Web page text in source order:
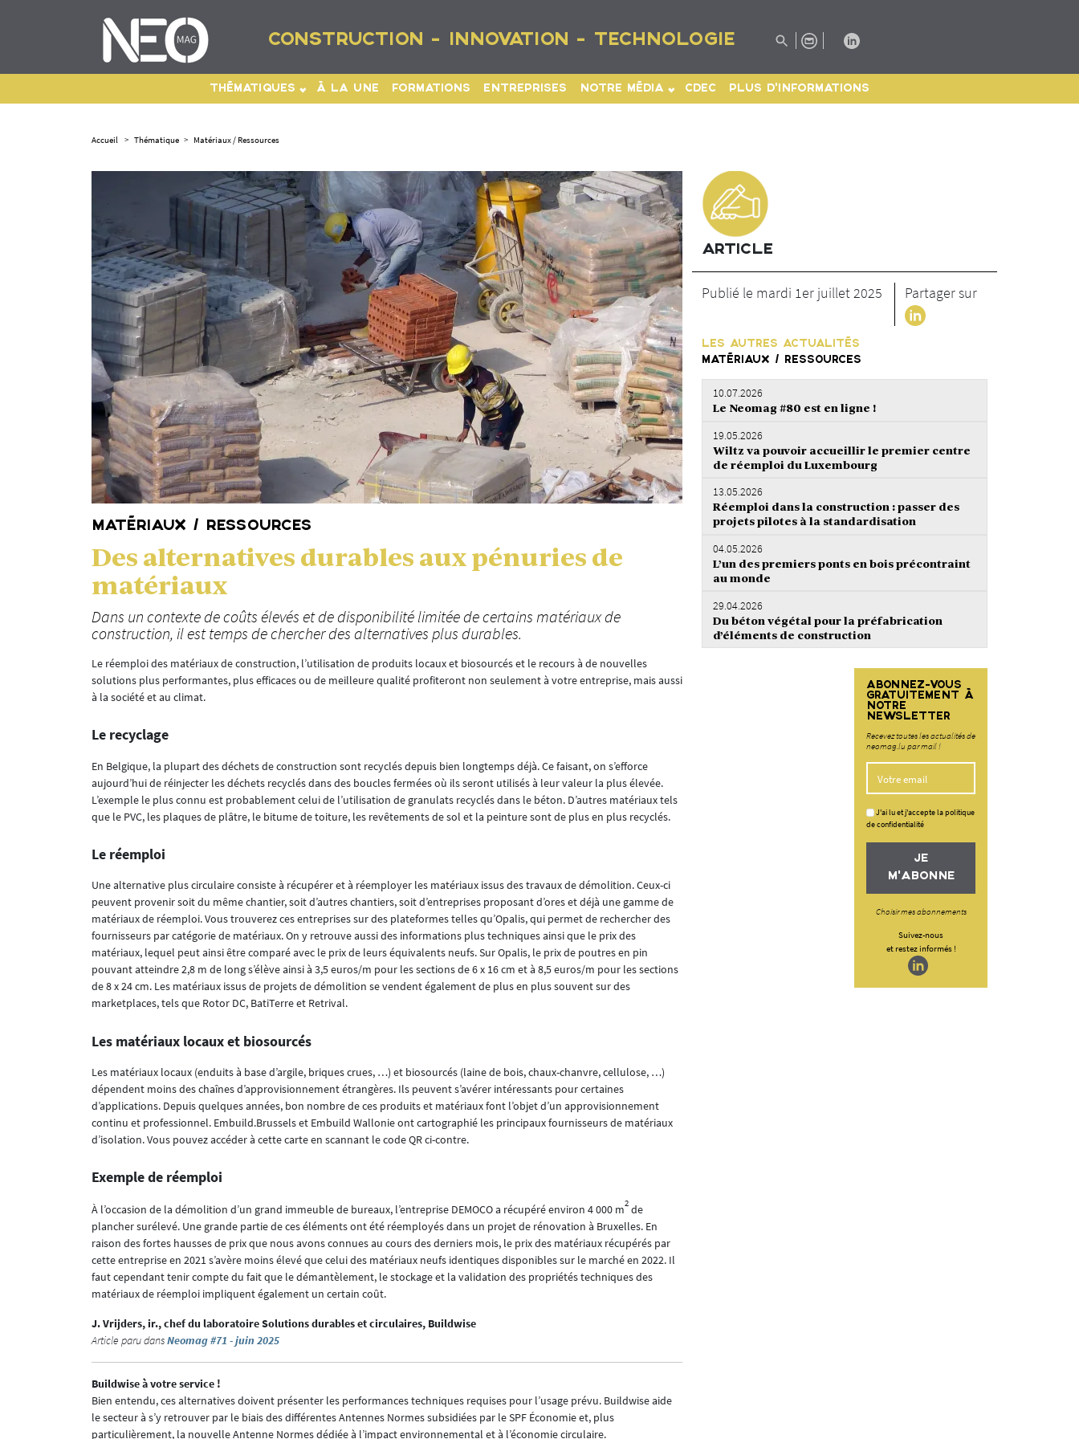
CONSTRUCTION - INNOVATION - TECHNOLOGIE
THÉMATIQUES À LA UNE FORMATIONS ENTREPRISES NOTRE MÉDIA CDEC PLUS D'INFORMATIONS
Accueil > Thématique > Matériaux / Ressources
MATÉRIAUX / RESSOURCES
Des alternatives durables aux pénuries de
matériaux
Dans un contexte de coûts élevés et de disponibilité limitée de certains matériaux de
construction, il est temps de chercher des alternatives plus durables.
Le réemploi des matériaux de construction, l’utilisation de produits locaux et biosourcés et le recours à de nouvelles
solutions plus performantes, plus efficaces ou de meilleure qualité profiteront non seulement à votre entreprise, mais aussi
à la société et au climat.
Le recyclage
En Belgique, la plupart des déchets de construction sont recyclés depuis bien longtemps déjà. Ce faisant, on s’efforce
aujourd’hui de réinjecter les déchets recyclés dans des boucles fermées où ils seront utilisés à leur valeur la plus élevée.
L’exemple le plus connu est probablement celui de l’utilisation de granulats recyclés dans le béton. D’autres matériaux tels
que le PVC, les plaques de plâtre, le bitume de toiture, les revêtements de sol et la peinture sont de plus en plus recyclés.
Le réemploi
Une alternative plus circulaire consiste à récupérer et à réemployer les matériaux issus des travaux de démolition. Ceux-ci
peuvent provenir soit du même chantier, soit d’autres chantiers, soit d’entreprises proposant d’ores et déjà une gamme de
matériaux de réemploi. Vous trouverez ces entreprises sur des plateformes telles qu’Opalis, qui permet de rechercher des
fournisseurs par catégorie de matériaux. On y retrouve aussi des informations plus techniques ainsi que le prix des
matériaux, lequel peut ainsi être comparé avec le prix de leurs équivalents neufs. Sur Opalis, le prix de poutres en pin
pouvant atteindre 2,8 m de long s’élève ainsi à 3,5 euros/m pour les sections de 6 x 16 cm et à 8,5 euros/m pour les sections
de 8 x 24 cm. Les matériaux issus de projets de démolition se vendent également de plus en plus souvent sur des
marketplaces, tels que Rotor DC, BatiTerre et Retrival.
Les matériaux locaux et biosourcés
Les matériaux locaux (enduits à base d’argile, briques crues, …) et biosourcés (laine de bois, chaux-chanvre, cellulose, …)
dépendent moins des chaînes d’approvisionnement étrangères. Ils peuvent s’avérer intéressants pour certaines
d’applications. Depuis quelques années, bon nombre de ces produits et matériaux font l’objet d’un approvisionnement
continu et professionnel. Embuild.Brussels et Embuild Wallonie ont cartographié les principaux fournisseurs de matériaux
d’isolation. Vous pouvez accéder à cette carte en scannant le code QR ci-contre.
Exemple de réemploi
À l’occasion de la démolition d’un grand immeuble de bureaux, l’entreprise DEMOCO a récupéré environ 4 000 m2 de
plancher surélevé. Une grande partie de ces éléments ont été réemployés dans un projet de rénovation à Bruxelles. En
raison des fortes hausses de prix que nous avons connues au cours des derniers mois, le prix des matériaux récupérés par
cette entreprise en 2021 s’avère moins élevé que celui des matériaux neufs identiques disponibles sur le marché en 2022. Il
faut cependant tenir compte du fait que le démantèlement, le stockage et la validation des propriétés techniques des
matériaux de réemploi impliquent également un certain coût.
J. Vrijders, ir., chef du laboratoire Solutions durables et circulaires, Buildwise
Article paru dansNeomag #71 - juin 2025
Buildwise à votre service !
Bien entendu, ces alternatives doivent présenter les performances techniques requises pour l’usage prévu. Buildwise aide
le secteur à s’y retrouver par le biais des différentes Antennes Normes subsidiées par le SPF Économie et, plus
particulièrement, la nouvelle Antenne Normes dédiée à l’impact environnemental et à l’économie circulaire.
ARTICLE
Publié le mardi 1er juillet 2025 Partager sur
LES AUTRES ACTUALITÉS
MATÉRIAUX / RESSOURCES
10.07.2026
Le Neomag #80 est en ligne !
19.05.2026
Wiltz va pouvoir accueillir le premier centre
de réemploi du Luxembourg
13.05.2026
Réemploi dans la construction : passer des
projets pilotes à la standardisation
04.05.2026
L’un des premiers ponts en bois précontraint
au monde
29.04.2026
Du béton végétal pour la préfabrication
d’éléments de construction
ABONNEZ-VOUS
GRATUITEMENT À
NOTRE
NEWSLETTER
Recevez toutes les actualités de
neomag.lu par mail !
J'ai lu et j'accepte la politique
de confidentialité
JE
M'ABONNE
Choisir mes abonnements
Suivez-nous
et restez informés !